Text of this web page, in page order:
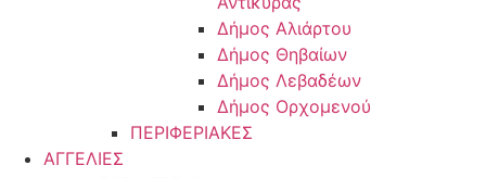
Δήμος Αλιάρτου
Δήμος Θηβαίων
Δήμος Λεβαδέων
Δήμος Ορχομενού
ΠΕΡΙΦΕΡΙΑΚΕΣ
ΑΓΓΕΛΙΕΣ